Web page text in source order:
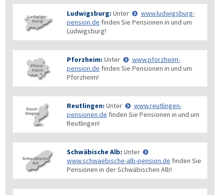
Ludwigsburg: Unter
www.ludwigsburg-
pension.de finden Sie Pensionen in und um
Ludwigsburg!
Pforzheim: Unter
www.pforzheim-
pension.de finden Sie Pensionen in und um
Pforzheim!
Reutlingen: Unter
www.reutlingen-
pensionen.de finden Sie Pensionen in und um
Reutlingen!
Schwäbische Alb: Unter
www.schwaebische-alb-pension.de finden Sie
Pensionen in der Schwäbischen Alb!